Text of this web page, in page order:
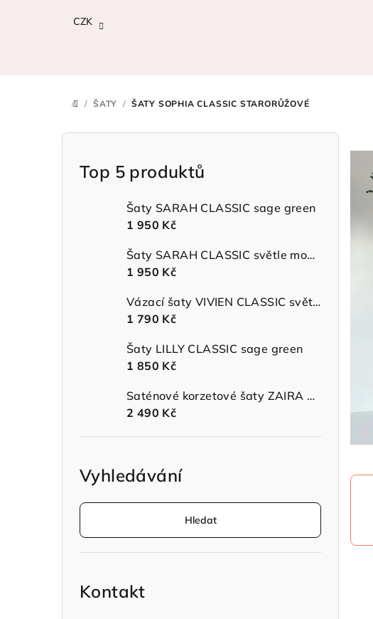
CZK
DOMŮ
/ ŠATY / ŠATY SOPHIA CLASSIC STARORŮŽOVÉ
P
Top 5 produktů
Šaty SARAH CLASSIC sage green
1 950 Kč
Šaty SARAH CLASSIC světle modré
1 950 Kč
Vázací šaty VIVIEN CLASSIC světle růžové
1 790 Kč
Šaty LILLY CLASSIC sage green
1 850 Kč
Saténové korzetové šaty ZAIRA MIDI s ramínky sage green
2 490 Kč
Vyhledávání
Hledat
Kontakt